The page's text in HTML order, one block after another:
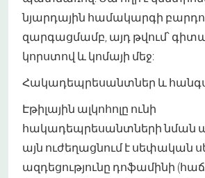
նյարդային համակարգի
զարգացմամբ, այդ թվում՝
կորստով և կոմայի մեջ:
Հակադեպրեսանտներ և
Էթիլային ալկոհոլը ունի
հակադեպրեսանտների նման
այն ուժեղացնում է սեփական
ազդեցությունը դոֆամինի